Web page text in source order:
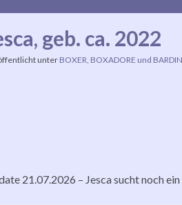
geb. ca. 2022
unterBOXER, BOXADORE und
21.07.2026 – Jesca sucht noch ein